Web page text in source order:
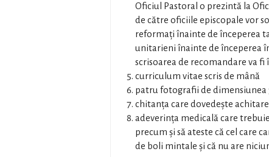
Oficiul Pastoral o prezintă la
de către oficiile episcopale vor
reformaţi înainte de începerea
unitarieni înainte de începerea
scrisoarea de recomandare va
curriculum vitae scris de mână
patru fotografii de dimensiunea
chitanța care dovedește
adeverința medicală care
precum şi să ateste că cel care
de boli mintale şi că nu are